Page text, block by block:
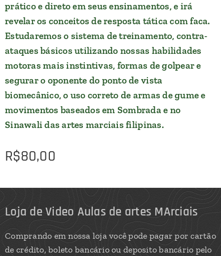
prático e direto em seus ensinamentos, e irá
revelar os conceitos de resposta tática com faca.
Estudaremos o sistema de treinamento, contra-
ataques básicos utilizando nossas habilidades
motoras mais instintivas, formas de golpear e
segurar o oponente do ponto de vista
biomecânico, o uso correto de armas de gume e
movimentos baseados em Sombrada e no
Sinawali das artes marciais filipinas.
R$80,00
Loja de Video Aulas de artes MArciais
Comprando em nossa loja você pode pagar por cartão
de crédito, boleto bancário ou deposito bancário pelo